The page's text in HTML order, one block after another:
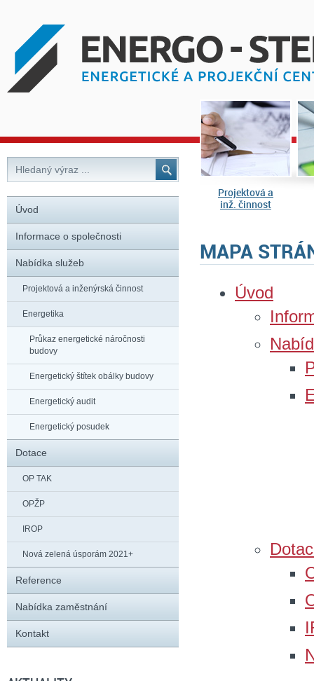
Projektová a
inž. činnost
MAPA
Úvod
Úvod
Informace o společnosti
Nabídka služeb
Projektová a inženýrská činnost
Energetika
Průkaz energetické náročnosti
budovy
Energetický štítek obálky budovy
Energetický audit
Energetický posudek
Dotace
OP TAK
OPŽP
IROP
Nová zelená úsporám 2021+
Reference
Nabídka zaměstnání
Kontakt